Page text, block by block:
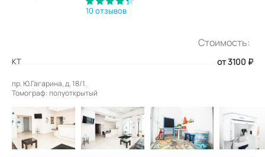
10 отзывов
Стоимость:
КТ от 3100 ₽
пр. Ю.Гагарина, д. 18/1.
Томограф: полуоткрытый